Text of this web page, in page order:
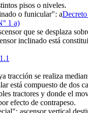
pisos o niveles.
o funicular": a
1 a)
que se desplaza
inclinado está
tracción se realiza
está compuesto de dos
tractores y donde el
efecto de contrapeso.
ascensor vertical